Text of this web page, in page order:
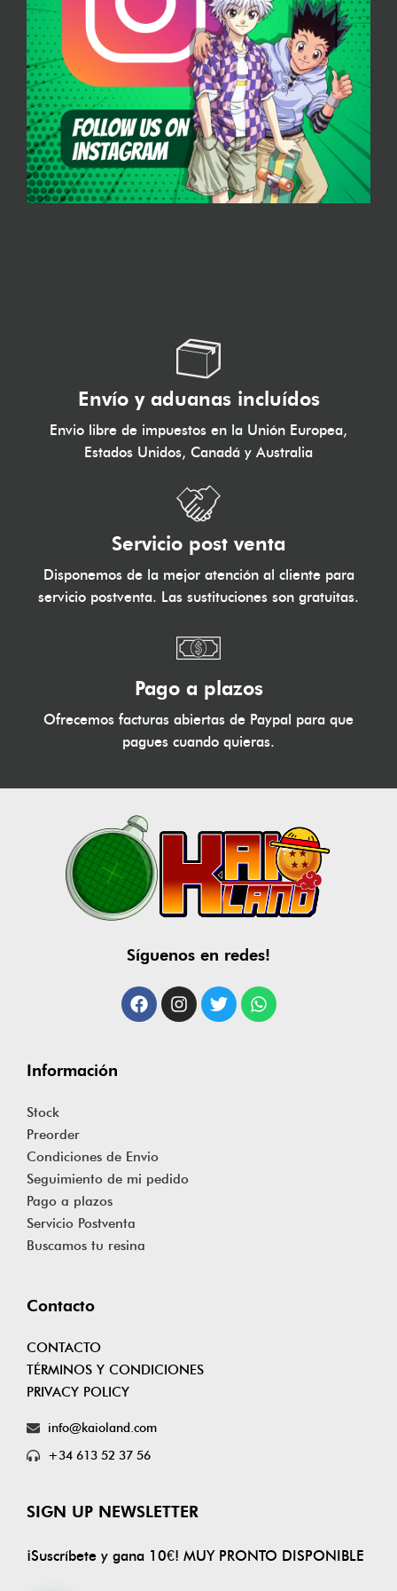
Envío y aduanas incluídos
Envio libre de impuestos en la Unión Europea,
Estados Unidos, Canadá y Australia
Servicio post venta
Disponemos de la mejor atención al cliente para
servicio postventa. Las sustituciones son gratuitas.
Pago a plazos
Ofrecemos facturas abiertas de Paypal para que
pagues cuando quieras.
SIGN UP NEWSLETTER
¡Suscríbete y gana 10€! MUY PRONTO DISPONIBLE
Contacto
CONTACTO
TÉRMINOS Y CONDICIONES
PRIVACY POLICY
info@kaioland.com
+34 613 52 37 56
Información
Stock
Preorder
Condiciones de Envio
Seguimiento de mi pedido
Pago a plazos
Servicio Postventa
Buscamos tu resina
Síguenos en redes!